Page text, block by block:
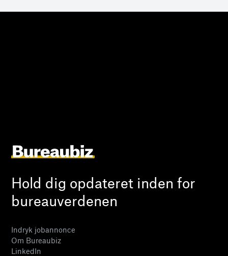
Hold dig opdateret inden for
bureauverdenen
Indryk jobannonce
Om Bureaubiz
LinkedIn